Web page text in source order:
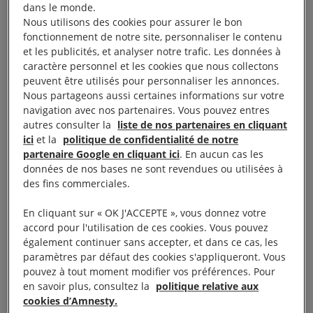
vie privée et à laliberté d’expression , Edward
Snowden a agi en véritable défenseur des libertés
individuelles.
À lire aussi : Snowden : à quand la grâce présidentielle ?
L’urgence d’agir pour
Snowden
.@POTUSvous avez encore 7 jours pour pouvoir
grâcier @Snowden.pic.twitter.com/COf9Ku4MkL
Amnesty France (@amnestyfrance)January 13,
2017
dans le monde.
Nous utilisons des cookies pour assurer le bon
fonctionnement de notre site, personnaliser le contenu
et les publicités, et analyser notre trafic. Les données à
caractère personnel et les cookies que nous collectons
peuvent être utilisés pour personnaliser les annonces.
Nous partageons aussi certaines informations sur votre
navigation avec nos partenaires. Vous pouvez entres
autres consulter la liste de nos partenaires en cliquant
ici et la politique de confidentialité de notre
partenaire Google en cliquant ici. En aucun cas les
données de nos bases ne sont revendues ou utilisées à
des fins commerciales.
En cliquant sur « OK J'ACCEPTE », vous donnez votre
accord pour l'utilisation de ces cookies. Vous pouvez
également continuer sans accepter, et dans ce cas, les
paramètres par défaut des cookies s'appliqueront. Vous
pouvez à tout moment modifier vos préférences. Pour
en savoir plus, consultez la politique relative aux
cookies d’Amnesty.